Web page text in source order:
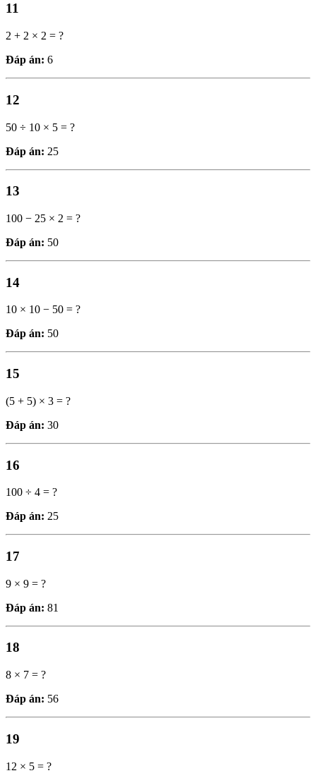
11
2 + 2 × 2 = ?
Đáp án: 6
12
50 ÷ 10 × 5 = ?
Đáp án: 25
13
100 − 25 × 2 = ?
Đáp án: 50
14
10 × 10 − 50 = ?
Đáp án: 50
15
(5 + 5) × 3 = ?
Đáp án: 30
16
100 ÷ 4 = ?
Đáp án: 25
17
9 × 9 = ?
Đáp án: 81
18
8 × 7 = ?
Đáp án: 56
19
12 × 5 = ?